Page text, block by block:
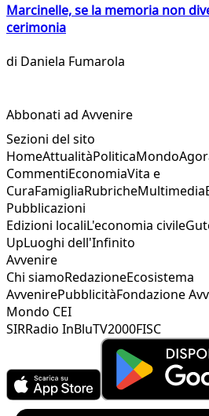
Marcinelle, se la memoria non
cerimonia
di Daniela Fumarola
Abbonati ad Avvenire
Sezioni del sito
HomeAttualitàPoliticaMondo
CommentiEconomiaVita e
CuraFamigliaRubricheMultimedia
Pubblicazioni
Edizioni localiL'economia civile
UpLuoghi dell'Infinito
Avvenire
Chi siamoRedazioneEcosistema
AvvenirePubblicitàFondazione
Mondo CEI
SIRRadio InBluTV2000FISC